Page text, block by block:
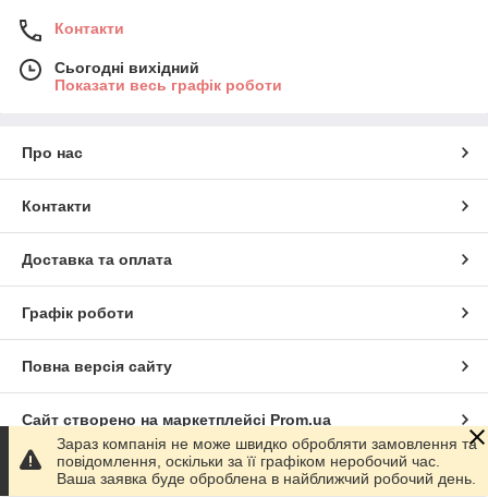
Контакти
Сьогодні вихідний
Показати весь графік роботи
Про нас
Контакти
Доставка та оплата
Графік роботи
Повна версія сайту
Сайт створено на маркетплейсі Prom.ua
Політика конфіденційності
Зараз компанія не може швидко обробляти замовлення та
повідомлення, оскільки за її графіком неробочий час.
Ваша заявка буде оброблена в найближчий робочий день.